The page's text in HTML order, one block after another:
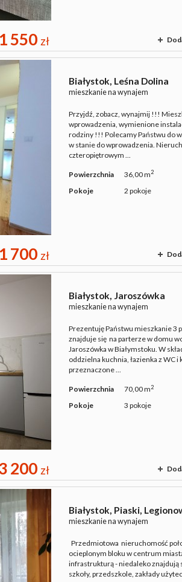
550 zł
Białystok, Leśna Dolina
mieszkanie na wynajem
Przyjdź, zobacz, wynajmij !!!
wprowadzenia, wymienione
rodziny !!! Polecamy Państwu do
w stanie do wprowadzenia.
czteropiętrowym ...
Powierzchnia 36,00 m2
Pokoje
2 pokoje
700 zł
Białystok, Jaroszówka
mieszkanie na wynajem
Prezentuję Państwu mieszkanie 3
znajduje się na parterze w domu
Jaroszówka w Białymstoku. W
oddzielna kuchnia, łazienka z WC
przeznaczone ...
Powierzchnia 70,00 m2
Pokoje
3 pokoje
200 zł
Białystok, Piaski,
mieszkanie na wynajem
Przedmiotowa nieruchomość
ocieplonym bloku w centrum
infrastrukturą - niedaleko znajdują
szkoły, przedszkole, zakłady